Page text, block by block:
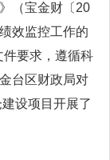
（宝金财〔20
效监控工作的
要求，遵循科
台区财政局对
设项目开展了